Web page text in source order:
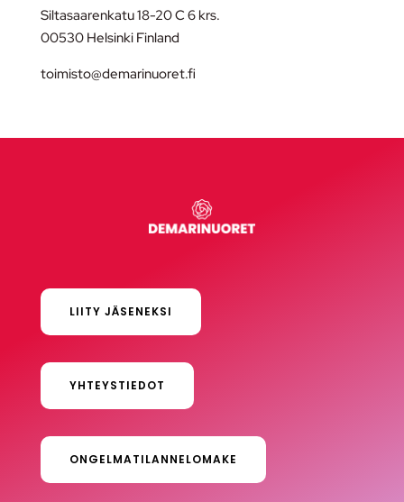
Siltasaarenkatu 18-20 C 6 krs.
00530 Helsinki Finland
toimisto@demarinuoret.fi
LIITY JÄSENEKSI
YHTEYSTIEDOT
ONGELMATILANNELOMAKE